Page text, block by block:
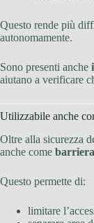
Questo rende più
autonomamente.
Sono presenti anche
aiutano a verificare
Utilizzabile anche
Oltre alla sicurezza
anche come
Questo permette di:
limitare